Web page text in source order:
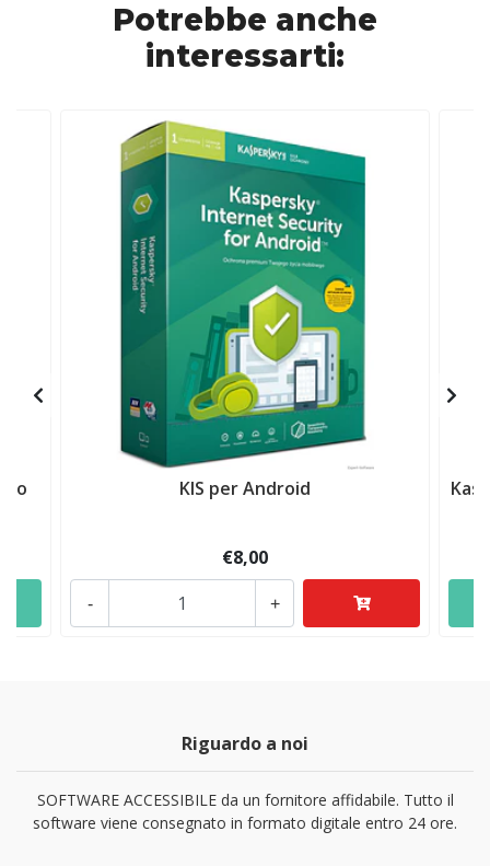
Potrebbe anche
interessarti:
KIS per Android
€8,00
+
-
Riguardo a noi
SOFTWARE ACCESSIBILE da un fornitore affidabile. Tutto il
software viene consegnato in formato digitale entro 24 ore.